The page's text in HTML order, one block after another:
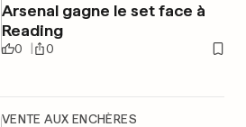
Arsenal gagne le set face à
Reading
0 0
VENTE AUX ENCHÈRES